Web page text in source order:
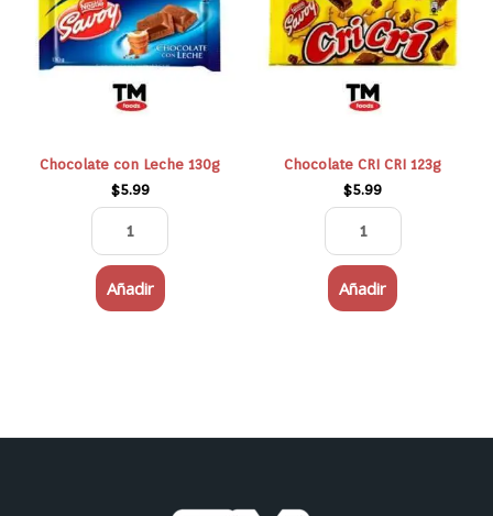
Chocolate con Leche 130g
$5.99
130g
cantidad
Añadir
Chocolate CRI CRI 123g
$5.99
123g
cantidad
Añadir